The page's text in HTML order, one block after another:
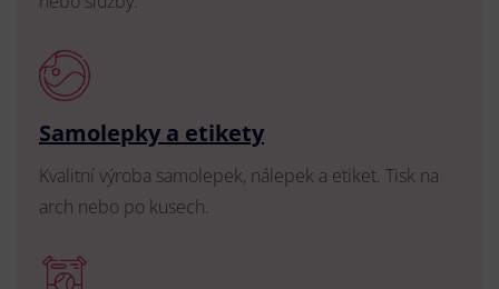
Samolepky a etikety
Kvalitní výroba samolepek, nálepek a etiket. Tisk na
arch nebo po kusech.